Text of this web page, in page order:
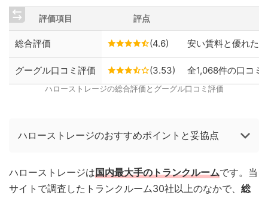
評価項目 評点
総合評価 (4.6) 安い賃料と優れた
グーグル口コミ評価 (3.53) 全1,068件の口コミ
ハローストレージの総合評価とグーグル口コミ評価
ハローストレージのおすすめポイントと妥協点
ハローストレージは国内最大手のトランクルームです。当
サイトで調査したトランクルーム30社以上のなかで、 総